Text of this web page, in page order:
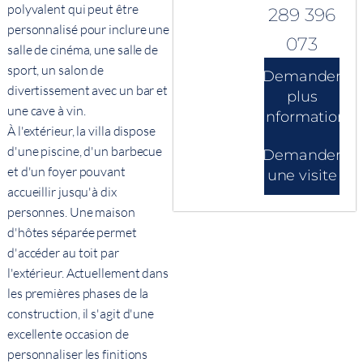
polyvalent qui peut être
personnalisé pour inclure une
salle de cinéma, une salle de
sport, un salon de
divertissement avec un bar et
une cave à vin.
À l'extérieur, la villa dispose
d'une piscine, d'un barbecue
et d'un foyer pouvant
accueillir jusqu'à dix
personnes. Une maison
d'hôtes séparée permet
d'accéder au toit par
l'extérieur. Actuellement dans
les premières phases de la
construction, il s'agit d'une
excellente occasion de
personnaliser les finitions
289 396
073
Demander
plus
d'informations
Demander
une visite